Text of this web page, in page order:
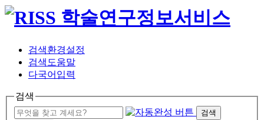
검색환경설정
검색도움말
다국어입력
검색
검색